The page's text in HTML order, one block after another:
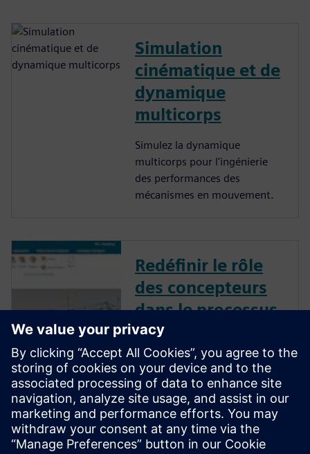
Simulation
cinématique et de
dynamique
multicorps
Simulez la dynamique
multicorps pour l'ingénierie
des performances des
mécanismes en mouvement.
Redéfinir le rôle
des concepteurs
dans le processus
de demande de
devis
Siemens NX permet aux
concepteurs d'animer sans
effort des modèles
conceptuels, de valider des
mouvements complexes et de